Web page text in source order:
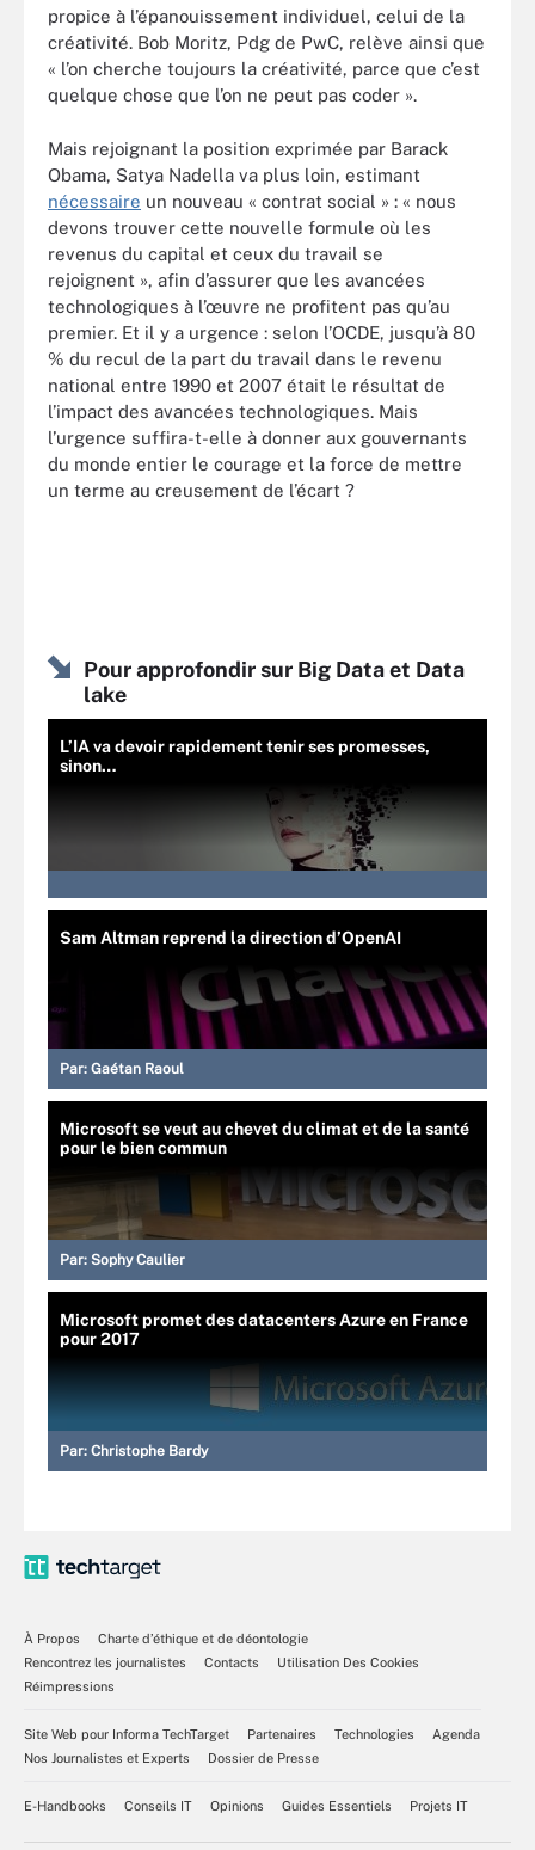
propice à l’épanouissement individuel, celui de la
créativité. Bob Moritz, Pdg de PwC, relève ainsi que
« l’on cherche toujours la créativité, parce que c’est
quelque chose que l’on ne peut pas coder ».
Mais rejoignant la position exprimée par Barack
Obama, Satya Nadella va plus loin, estimant
nécessaire un nouveau « contrat social » : « nous
devons trouver cette nouvelle formule où les
revenus du capital et ceux du travail se
rejoignent », afin d’assurer que les avancées
technologiques à l’œuvre ne profitent pas qu’au
premier. Et il y a urgence : selon l’OCDE, jusqu’à 80
% du recul de la part du travail dans le revenu
national entre 1990 et 2007 était le résultat de
l’impact des avancées technologiques. Mais
l’urgence suffira-t-elle à donner aux gouvernants
du monde entier le courage et la force de mettre
un terme au creusement de l’écart ?
Pour approfondir sur Big Data et Data
lake
L’IA va devoir rapidement tenir ses promesses,
sinon…
Sam Altman reprend la direction d’OpenAI
Par: Gaétan Raoul
Microsoft se veut au chevet du climat et de la santé
pour le bien commun
Par: Sophy Caulier
Microsoft promet des datacenters Azure en France
pour 2017
Par: Christophe Bardy
À Propos
Charte d’éthique et de déontologie
Rencontrez les journalistes
Contacts
Utilisation Des Cookies
Réimpressions
Site Web pour Informa TechTarget Partenaires Technologies
Agenda
Nos Journalistes et Experts
Dossier de Presse
E-Handbooks Conseils IT Opinions Guides Essentiels Projets IT